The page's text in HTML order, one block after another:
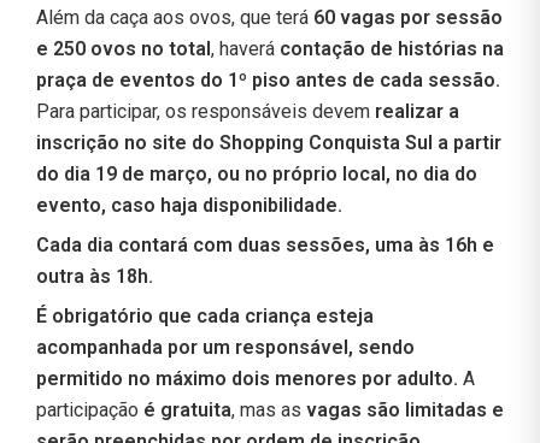
Além da caça aos ovos, que terá 60 vagas por sessão
e 250 ovos no total, haverá contação de histórias na
praça de eventos do 1º piso antes de cada sessão.
Para participar, os responsáveis devem realizar a
inscrição no site do Shopping Conquista Sul a partir
do dia 19 de março, ou no próprio local, no dia do
evento, caso haja disponibilidade.
Cada dia contará com duas sessões, uma às 16h e
outra às 18h.
É obrigatório que cada criança esteja
acompanhada por um responsável, sendo
permitido no máximo dois menores por adulto. A
participação é gratuita, mas as vagas são limitadas e